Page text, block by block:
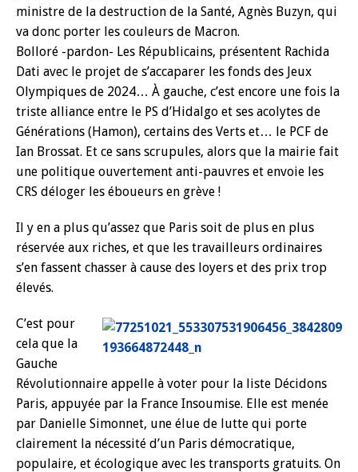
ministre de la destruction de la Santé, Agnès Buzyn, qui
va donc porter les couleurs de Macron.
Bolloré -pardon- Les Républicains, présentent Rachida
Dati avec le projet de s’accaparer les fonds des Jeux
Olympiques de 2024… À gauche, c’est encore une fois la
triste alliance entre le PS d’Hidalgo et ses acolytes de
Générations (Hamon), certains des Verts et… le PCF de
Ian Brossat. Et ce sans scrupules, alors que la mairie fait
une politique ouvertement anti-pauvres et envoie les
CRS déloger les éboueurs en grève !
Il y en a plus qu’assez que Paris soit de plus en plus
réservée aux riches, et que les travailleurs ordinaires
s’en fassent chasser à cause des loyers et des prix trop
élevés.
C’est pour
cela que la
Gauche
Révolutionnaire appelle à voter pour la liste Décidons
Paris, appuyée par la France Insoumise. Elle est menée
par Danielle Simonnet, une élue de lutte qui porte
clairement la nécessité d’un Paris démocratique,
populaire, et écologique avec les transports gratuits. On